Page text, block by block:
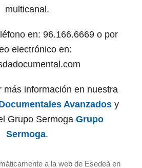
multicanal.
en: 96.166.6669 o por
electrónico en:
más información en nuestra
Avanzados y
Grupo Sermoga Grupo
Sermoga.
a la web de Esedeá en